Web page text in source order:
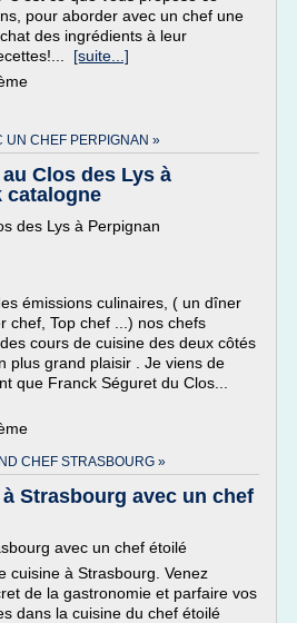
pour aborder avec un chef une
des ingrédients à leur
[suite...]
UN CHEF PERPIGNAN »
Clos des Lys à
catalogne
des Lys à Perpignan
émissions culinaires, ( un dîner
chef, Top chef ...) nos chefs
cours de cuisine des deux côtés
plus grand plaisir . Je viens de
que Franck Séguret du Clos...
CHEF STRASBOURG »
Strasbourg avec un chef
avec un chef étoilé
cuisine à Strasbourg. Venez
de la gastronomie et parfaire vos
dans la cuisine du chef étoilé